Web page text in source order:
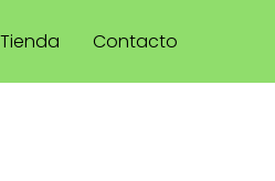
Tienda Contacto